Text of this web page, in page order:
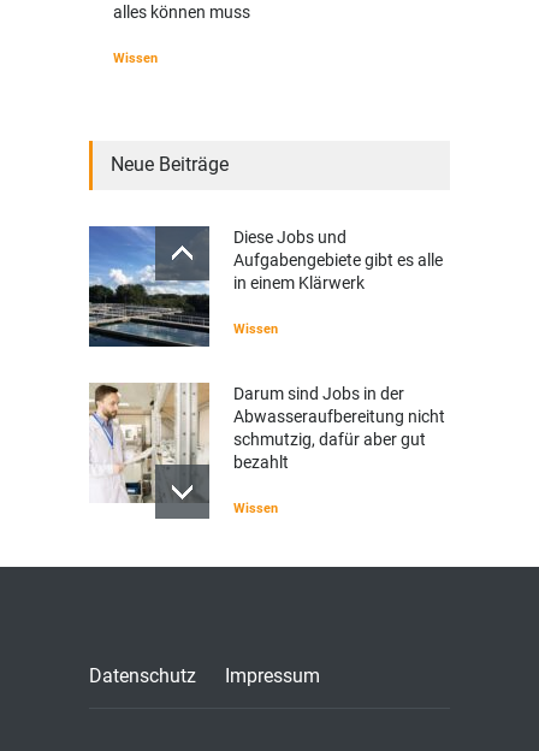
alles können muss
Wissen
Neue Beiträge
Diese Jobs und
Aufgabengebiete gibt es alle
in einem Klärwerk
Wissen
Darum sind Jobs in der
Abwasseraufbereitung nicht
schmutzig, dafür aber gut
bezahlt
Wissen
Datenschutz Impressum